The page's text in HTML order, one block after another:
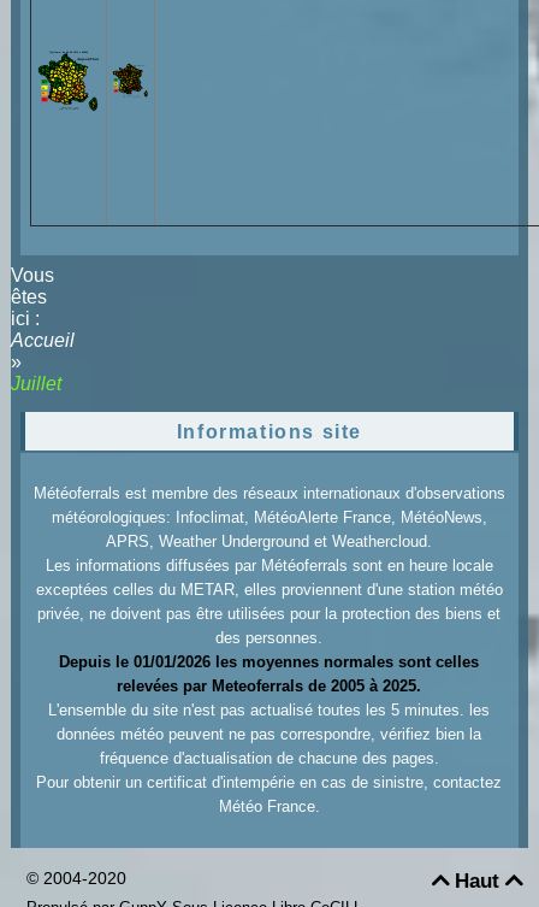
Vous
êtes
ici :
Accueil
»
Juillet
Informations site
Météoferrals est membre des réseaux internationaux d'observations
météorologiques: Infoclimat, MétéoAlerte France, MétéoNews,
APRS, Weather Underground et Weathercloud.
Les informations diffusées par Météoferrals sont en heure locale
exceptées celles du METAR, elles proviennent d'une station météo
privée, ne doivent pas être utilisées pour la protection des biens et
des personnes.
Depuis le 01/01/2026 les moyennes normales sont celles
relevées par Meteoferrals de 2005 à 2025.
L'ensemble du site n'est pas actualisé toutes les 5 minutes. les
données météo peuvent ne pas correspondre, vérifiez bien la
fréquence d'actualisation de chacune des pages.
Pour obtenir un certificat d'intempérie en cas de sinistre, contactez
Météo France.
Haut
© 2004-2020